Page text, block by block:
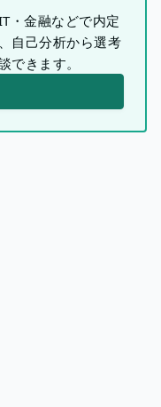
・金融などで内定
自己分析から選考
できます。